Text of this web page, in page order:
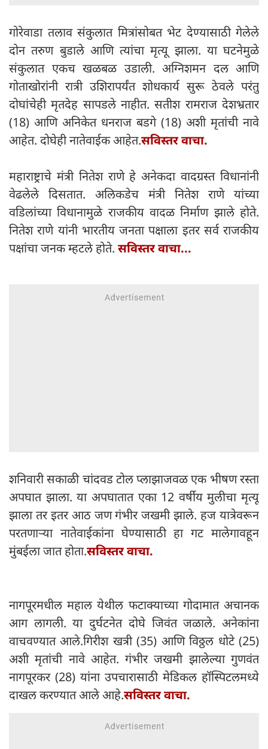
गोरेवाडा तलाव संकुलात मित्रांसोबत भेट देण्यासाठी गेलेले
दोन तरुण बुडाले आणि त्यांचा मृत्यू झाला. या घटनेमुळे
संकुलात एकच खळबळ उडाली. अग्निशमन दल आणि
गोताखोरांनी रात्री उशिरापर्यंत शोधकार्य सुरू ठेवले परंतु
दोघांचेही मृतदेह सापडले नाहीत. सतीश रामराज देशभ्रतार
(18) आणि अनिकेत धनराज बडगे (18) अशी मृतांची नावे
आहेत. दोघेही नातेवाईक आहेत.सविस्तर वाचा.
महाराष्ट्राचे मंत्री नितेश राणे हे अनेकदा वादग्रस्त विधानांनी
वेढलेले दिसतात. अलिकडेच मंत्री नितेश राणे यांच्या
वडिलांच्या विधानामुळे राजकीय वादळ निर्माण झाले होते.
नितेश राणे यांनी भारतीय जनता पक्षाला इतर सर्व राजकीय
पक्षांचा जनक म्हटले होते. सविस्तर वाचा...
शनिवारी सकाळी चांदवड टोल प्लाझाजवळ एक भीषण रस्ता
अपघात झाला. या अपघातात एका 12 वर्षीय मुलीचा मृत्यू
झाला तर इतर आठ जण गंभीर जखमी झाले. हज यात्रेवरून
परतणाऱ्या नातेवाईकांना घेण्यासाठी हा गट मालेगावहून
मुंबईला जात होता.सविस्तर वाचा.
नागपूरमधील महाल येथील फटाक्याच्या गोदामात अचानक
आग लागली. या दुर्घटनेत दोघे जिवंत जळाले. अनेकांना
वाचवण्यात आले.गिरीश खत्री (35) आणि विठ्ठल धोटे (25)
अशी मृतांची नावे आहेत. गंभीर जखमी झालेल्या गुणवंत
नागपूरकर (28) यांना उपचारासाठी मेडिकल हॉस्पिटलमध्ये
दाखल करण्यात आले आहे.सविस्तर वाचा.